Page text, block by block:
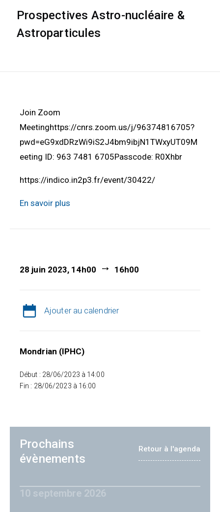
Prospectives Astro-nucléaire &
Astroparticules
Join Zoom
Meetinghttps://cnrs.zoom.us/j/96374816705?
pwd=eG9xdDRzWi9iS2J4bm9ibjN1TWxyUT09M
eeting ID: 963 7481 6705Passcode: R0Xhbr
https://indico.in2p3.fr/event/30422/
En savoir plus
28 juin 2023, 14h00 16h00
Ajouter au calendrier
Mondrian (IPHC)
Début : 28/06/2023 à 14:00
Fin : 28/06/2023 à 16:00
Prochains
évènements
Retour à l'agenda
10 septembre 2026